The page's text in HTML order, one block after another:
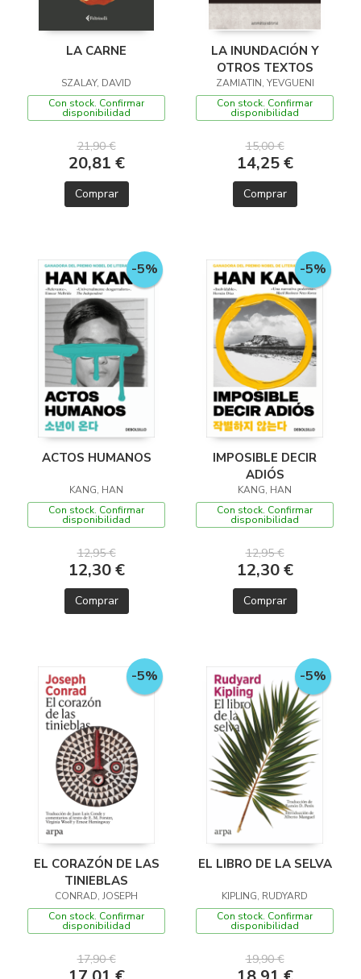
LA CARNE
SZALAY, DAVID
Con stock. Confirmar
disponibilidad
21,90 €
20,81 €
Comprar
LA INUNDACIÓN Y
OTROS TEXTOS
ZAMIATIN, YEVGUENI
Con stock. Confirmar
disponibilidad
15,00 €
14,25 €
Comprar
-5%
ACTOS HUMANOS
KANG, HAN
Con stock. Confirmar
disponibilidad
12,95 €
12,30 €
Comprar
-5%
IMPOSIBLE DECIR
ADIÓS
KANG, HAN
Con stock. Confirmar
disponibilidad
12,95 €
12,30 €
Comprar
-5%
EL CORAZÓN DE LAS
TINIEBLAS
CONRAD, JOSEPH
Con stock. Confirmar
disponibilidad
17,90 €
-5%
EL LIBRO DE LA SELVA
KIPLING, RUDYARD
Con stock. Confirmar
disponibilidad
19,90 €